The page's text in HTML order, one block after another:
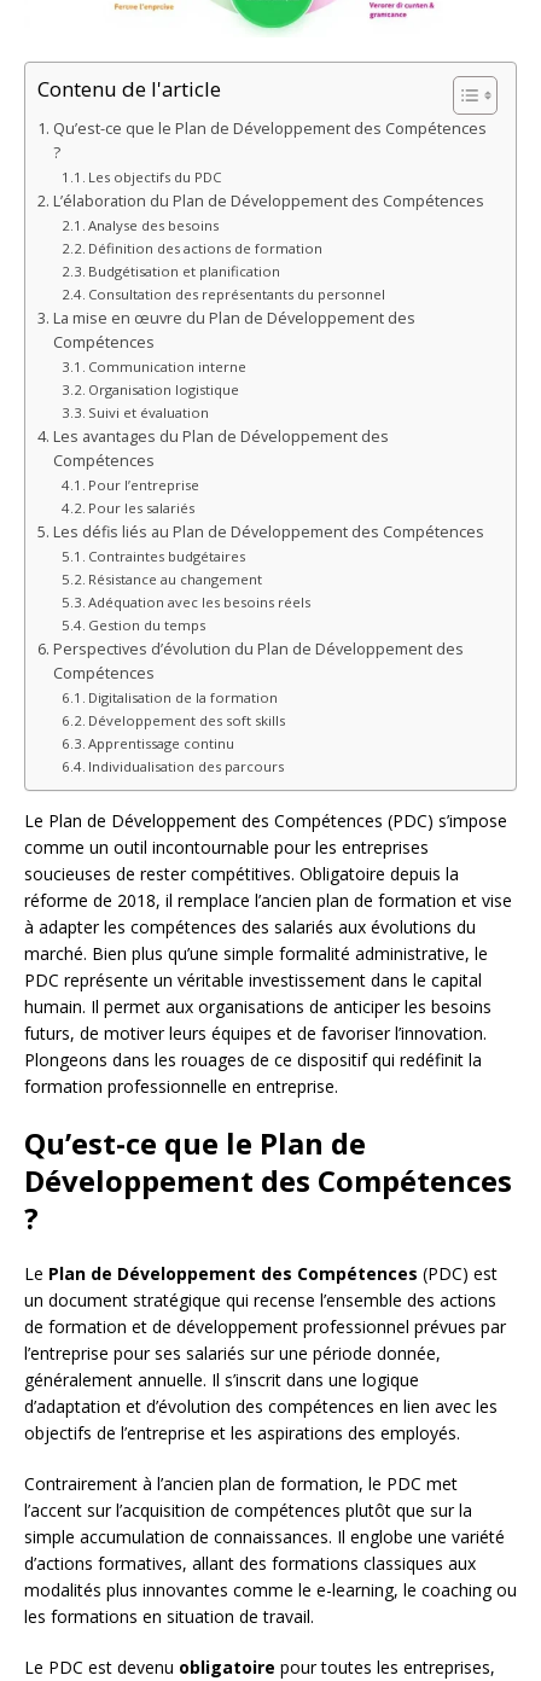
Contenu de l'article
Qu’est-ce que le Plan de Développement des Compétences
?
Les objectifs du PDC
L’élaboration du Plan de Développement des Compétences
Analyse des besoins
Définition des actions de formation
Budgétisation et planification
Consultation des représentants du personnel
La mise en œuvre du Plan de Développement des
Compétences
Communication interne
Organisation logistique
Suivi et évaluation
Les avantages du Plan de Développement des
Compétences
Pour l’entreprise
Pour les salariés
Les défis liés au Plan de Développement des Compétences
Contraintes budgétaires
Résistance au changement
Adéquation avec les besoins réels
Gestion du temps
Perspectives d’évolution du Plan de Développement des
Compétences
Digitalisation de la formation
Développement des soft skills
Apprentissage continu
Individualisation des parcours
Le Plan de Développement des Compétences (PDC) s’impose
comme un outil incontournable pour les entreprises
soucieuses de rester compétitives. Obligatoire depuis la
réforme de 2018, il remplace l’ancien plan de formation et vise
à adapter les compétences des salariés aux évolutions du
marché. Bien plus qu’une simple formalité administrative, le
PDC représente un véritable investissement dans le capital
humain. Il permet aux organisations de anticiper les besoins
futurs, de motiver leurs équipes et de favoriser l’innovation.
Plongeons dans les rouages de ce dispositif qui redéfinit la
formation professionnelle en entreprise.
Qu’est-ce que le Plan de
Développement des Compétences
?
Le Plan de Développement des Compétences (PDC) est
un document stratégique qui recense l’ensemble des actions
de formation et de développement professionnel prévues par
l’entreprise pour ses salariés sur une période donnée,
généralement annuelle. Il s’inscrit dans une logique
d’adaptation et d’évolution des compétences en lien avec les
objectifs de l’entreprise et les aspirations des employés.
Contrairement à l’ancien plan de formation, le PDC met
l’accent sur l’acquisition de compétences plutôt que sur la
simple accumulation de connaissances. Il englobe une variété
d’actions formatives, allant des formations classiques aux
modalités plus innovantes comme le e-learning, le coaching ou
les formations en situation de travail.
Le PDC est devenu obligatoire pour toutes les entreprises,